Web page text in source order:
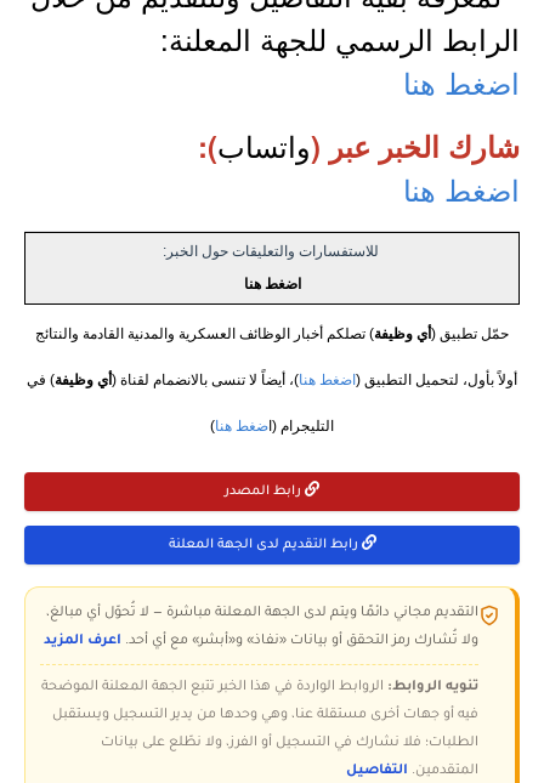
الرابط الرسمي للجهة المعلنة:
اضغط هنا
شارك الخبر عبر (واتساب):
اضغط هنا
للاستفسارات والتعليقات حول الخبر:
اضغط هنا
حمّل تطبيق ( أي وظيفة) تصلكم أخبار الوظائف العسكرية والمدنية القادمة والنتائج
أولاً بأول، لتحميل التطبيق ( اضغط هنا)، أيضاً لا تنسى بالانضمام لقناة ( أي وظيفة) في
التليجرام (ا ضغط هنا)
رابط المصدر
رابط التقديم لدى الجهة المعلنة
التقديم مجاني دائمًا ويتم لدى الجهة المعلنة مباشرة — لا تُحوّل أي مبالغ،
ولا تُشارك رمز التحقق أو بيانات «نفاذ» و«أبشر» مع أي أحد. اعرف المزيد
تنويه الروابط: الروابط الواردة في هذا الخبر تتبع الجهة المعلنة الموضحة
فيه أو جهات أخرى مستقلة عنا، وهي وحدها من يدير التسجيل ويستقبل
الطلبات؛ فلا نشارك في التسجيل أو الفرز، ولا نطّلع على بيانات
المتقدمين. التفاصيل